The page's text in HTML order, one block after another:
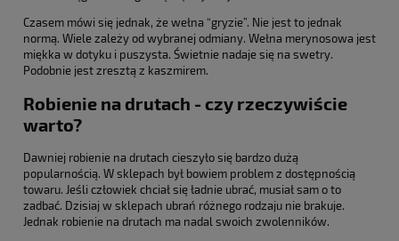
Czasem mówi się jednak, że wełna “gryzie”. Nie jest to jednak
normą. Wiele zależy od wybranej odmiany. Wełna merynosowa jest
miękka w dotyku i puszysta. Świetnie nadaje się na swetry.
Podobnie jest zresztą z kaszmirem.
Robienie na drutach - czy rzeczywiście
warto?
Dawniej robienie na drutach cieszyło się bardzo dużą
popularnością. W sklepach był bowiem problem z dostępnością
towaru. Jeśli człowiek chciał się ładnie ubrać, musiał sam o to
zadbać. Dzisiaj w sklepach ubrań różnego rodzaju nie brakuje.
Jednak robienie na drutach ma nadal swoich zwolenników.